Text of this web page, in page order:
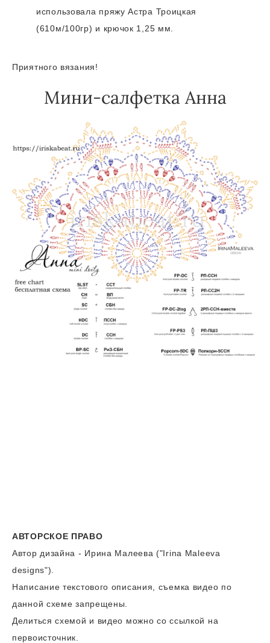
использовала пряжу Астра Троицкая
(610м/100гр) и крючок 1,25 мм.
Приятного вязания!
Мини-салфетка Анна
АВТОРСКОЕ ПРАВО
Автор дизайна - Ирина Малеева ("Irina Maleeva
designs").
Написание текстового описания, съемка видео по
данной схеме запрещены.
Делиться схемой и видео можно со ссылкой на
первоисточник.